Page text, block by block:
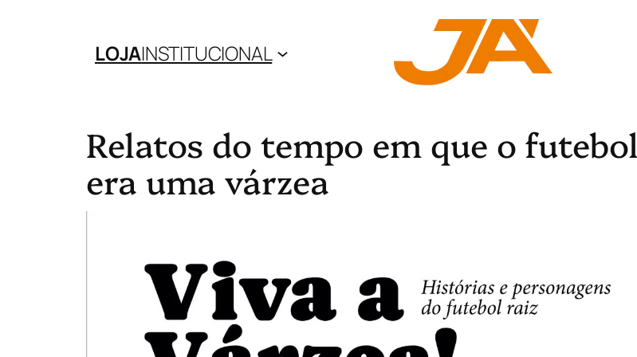
LOJAINSTITUCIONAL
Relatos do tempo em que o futebol
era uma várzea